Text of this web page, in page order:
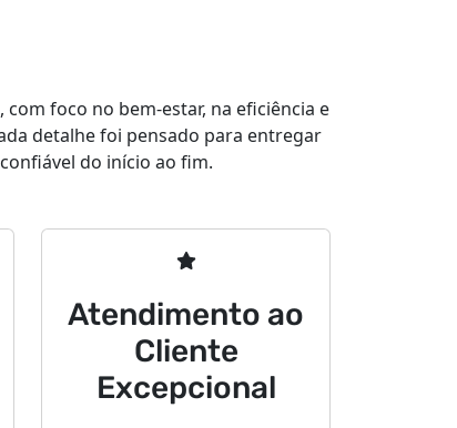
foco no bem-estar, na eficiência e
detalhe foi pensado para entregar
do início ao fim.
Atendimento ao
Cliente
Excepcional